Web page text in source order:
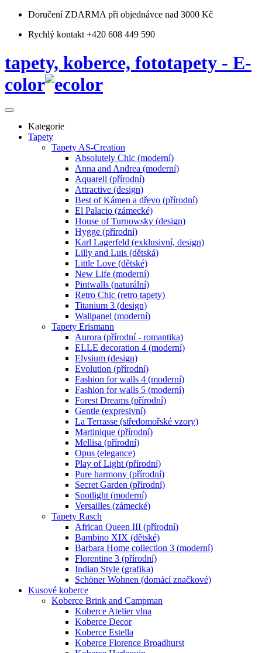
Doručení ZDARMA při objednávce nad 3000 Kč
Rychlý kontakt +420 608 449 590
tapety, koberce, fototapety - E-
color
Kategorie
Tapety
Tapety AS-Creation
Absolutely Chic (moderní)
Anna and Andrea (moderní)
Aquarell (přírodní)
Attractive (design)
Best of Kámen a dřevo (přírodní)
El Palacio (zámecké)
House of Turnowsky (design)
Hygge (přírodní)
Karl Lagerfeld (exklusivní, design)
Lilly and Luis (dětská)
Little Love (dětské)
New Life (moderní)
Pintwalls (naturální)
Retro Chic (retro tapety)
Titanium 3 (design)
Wallpanel (moderní)
Tapety Erismann
Aurora (přírodní - romantika)
ELLE decoration 4 (moderní)
Elysium (design)
Evolution (přírodní)
Fashion for walls 4 (moderní)
Fashion for walls 5 (moderní)
Forest Dreams (přírodní)
Gentle (expresivní)
La Terrasse (středomořské vzory)
Martinique (přírodní)
Mellisa (přírodní)
Opus (elegance)
Play of Light (přírodní)
Pure harmony (přírodní)
Secret Garden (přírodní)
Spotlight (moderní)
Versailles (zámecké)
Tapety Rasch
African Queen III (přírodní)
Bambino XIX (dětské)
Barbara Home collection 3 (moderní)
Florentine 3 (přírodní)
Indian Style (grafika)
Schöner Wohnen (domácí značkové)
Kusové koberce
Koberce Brink and Campman
Koberce Atelier vlna
Koberce Decor
Koberce Estella
Koberce Florence Broadhurst